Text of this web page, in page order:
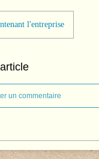
l'entreprise
un commentaire